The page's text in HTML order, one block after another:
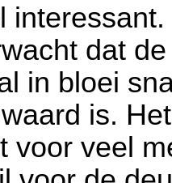
dat
in bloei
is.
voor veel